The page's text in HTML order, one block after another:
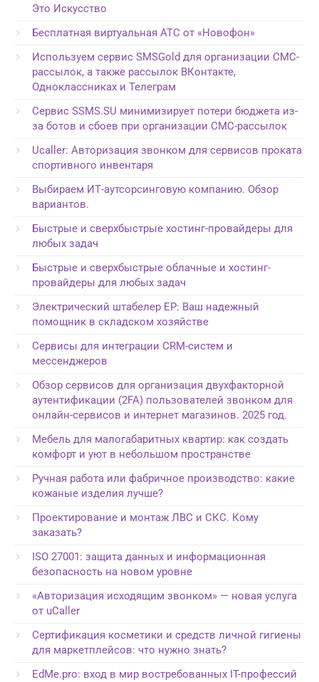
Это Искусство
Бесплатная виртуальная АТС от «Новофон»
Используем сервис SMSGold для организации СМС-
рассылок, а также рассылок ВКонтакте,
Одноклассниках и Телеграм
Сервис SSMS.SU минимизирует потери бюджета из-
за ботов и сбоев при организации СМС-рассылок
Ucaller: Авторизация звонком для сервисов проката
спортивного инвентаря
Выбираем ИТ-аутсорсинговую компанию. Обзор
вариантов.
Быстрые и сверхбыстрые хостинг-провайдеры для
любых задач
Быстрые и сверхбыстрые облачные и хостинг-
провайдеры для любых задач
Электрический штабелер EP: Ваш надежный
помощник в складском хозяйстве
Сервисы для интеграции CRM-систем и
мессенджеров
Обзор сервисов для организация двухфакторной
аутентификации (2FA) пользователей звонком для
онлайн-сервисов и интернет магазинов. 2025 год.
Мебель для малогабаритных квартир: как создать
комфорт и уют в небольшом пространстве
Ручная работа или фабричное производство: какие
кожаные изделия лучше?
Проектирование и монтаж ЛВС и СКС. Кому
заказать?
ISO 27001: защита данных и информационная
безопасность на новом уровне
«Авторизация исходящим звонком» — новая услуга
от uCaller
Сертификация косметики и средств личной гигиены
для маркетплейсов: что нужно знать?
EdMe.pro: вход в мир востребованных IT-профессий